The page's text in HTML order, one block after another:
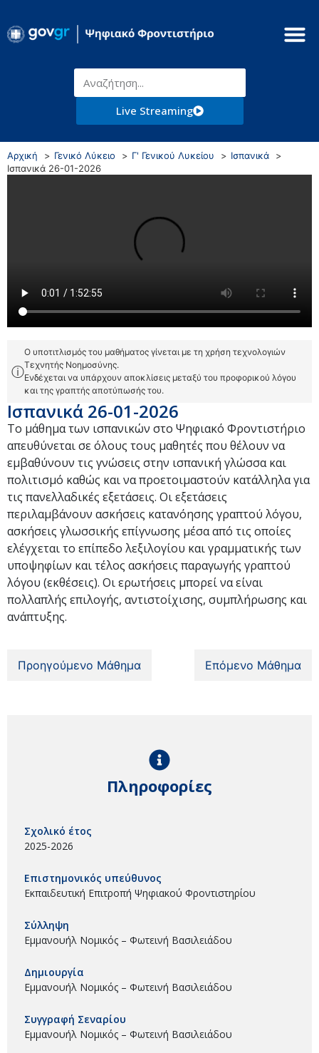
Live Streaming
Αρχική Γενικό Λύκειο Γ' Γενικού Λυκείου
Ισπανικά
Ισπανικά 26-01-2026
ⓘ
Ο υποτιτλισμός του μαθήματος γίνεται με τη χρήση τεχνολογιών
Τεχνητής Νοημοσύνης.
Ενδέχεται να υπάρχουν αποκλίσεις μεταξύ του προφορικού λόγου
και της γραπτής αποτύπωσής του.
Ισπανικά 26-01-2026
Το μάθημα των ισπανικών στο Ψηφιακό Φροντιστήριο
απευθύνεται σε όλους τους μαθητές που θέλουν να
εμβαθύνουν τις γνώσεις στην ισπανική γλώσσα και
πολιτισμό καθώς και να προετοιμαστούν κατάλληλα για
τις πανελλαδικές εξετάσεις. Οι εξετάσεις
περιλαμβάνουν ασκήσεις κατανόησης γραπτού λόγου,
ασκήσεις γλωσσικής επίγνωσης μέσα από τις οποίες
ελέγχεται το επίπεδο λεξιλογίου και γραμματικής των
υποψηφίων και τέλος ασκήσεις παραγωγής γραπτού
λόγου (εκθέσεις). Οι ερωτήσεις μπορεί να είναι
πολλαπλής επιλογής, αντιστοίχισης, συμπλήρωσης και
ανάπτυξης.
Προηγούμενο Μάθημα Επόμενο Μάθημα
Πληροφορίες
Σχολικό έτος
2025-2026
Επιστημονικός υπεύθυνος
Εκπαιδευτική Επιτροπή Ψηφιακού Φροντιστηρίου
Σύλληψη
Εμμανουήλ Νομικός – Φωτεινή Βασιλειάδου
Δημιουργία
Εμμανουήλ Νομικός – Φωτεινή Βασιλειάδου
Συγγραφή Σεναρίου
Εμμανουήλ Νομικός – Φωτεινή Βασιλειάδου